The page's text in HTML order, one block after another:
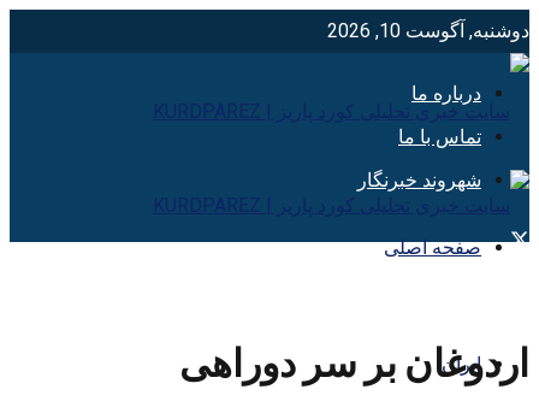
دوشنبه, آگوست 10, 2026
درباره ما
تماس با ما
شهروند خبرنگار
صفحه اصلی
ایران
اردوغان بر سر دوراهی